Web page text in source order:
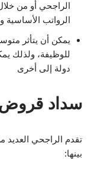
الراجحي أو من
الرواتب الأساسية
يمكن أن يتأثر
للوظيفة، ولذلك
دولة إلى أخرى
سداد قروض
تقدم الراجحي
بينها: